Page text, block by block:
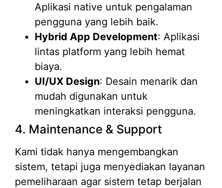
Aplikasi native untuk pengalaman
pengguna yang lebih baik.
Hybrid App Development: Aplikasi
lintas platform yang lebih hemat
biaya.
UI/UX Design: Desain menarik dan
mudah digunakan untuk
meningkatkan interaksi pengguna.
4. Maintenance & Support
Kami tidak hanya mengembangkan
sistem, tetapi juga menyediakan layanan
pemeliharaan agar sistem tetap berjalan